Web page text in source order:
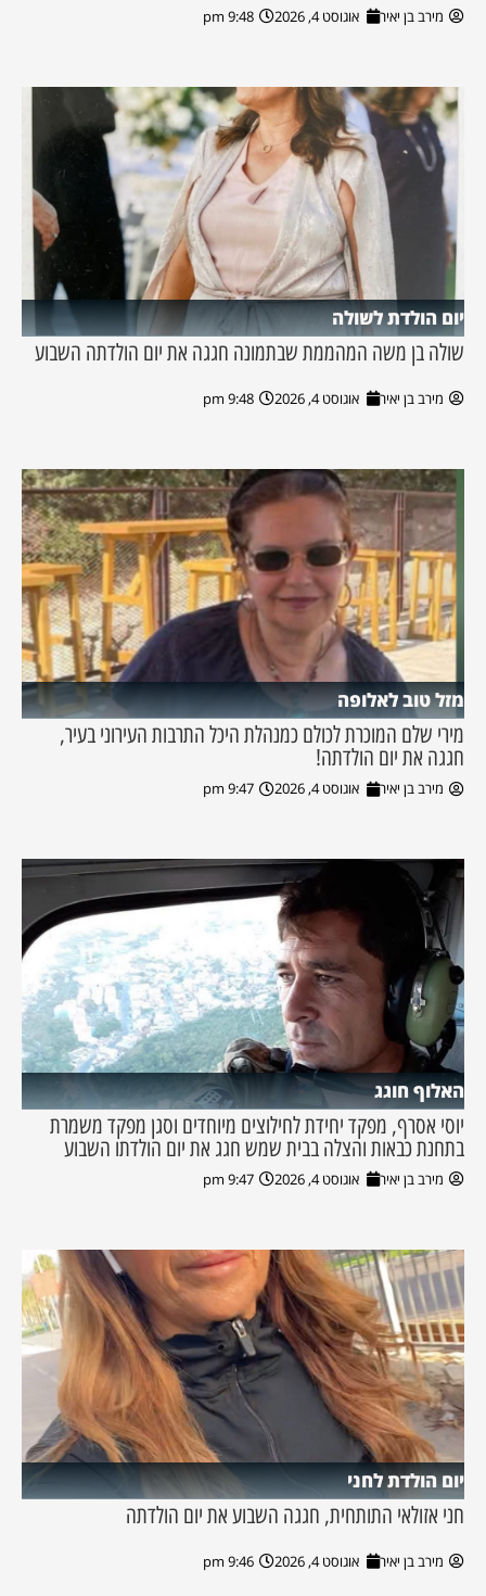
מירב בן יאיר אוגוסט 4, 2026 9:48 pm
יום הולדת לשולה
שולה בן משה המהממת שבתמונה חגגה את יום הולדתה השבוע
מירב בן יאיר אוגוסט 4, 2026 9:48 pm
מזל טוב לאלופה
מירי שלם המוכרת לכולם כמנהלת היכל התרבות העירוני בעיר,
חגגה את יום הולדתה!
מירב בן יאיר אוגוסט 4, 2026 9:47 pm
האלוף חוגג
יוסי אסרף, מפקד יחידת לחילוצים מיוחדים וסגן מפקד משמרת
בתחנת כבאות והצלה בבית שמש חגג את יום הולדתו השבוע
מירב בן יאיר אוגוסט 4, 2026 9:47 pm
יום הולדת לחני
חני אזולאי התותחית, חגגה השבוע את יום הולדתה
מירב בן יאיר אוגוסט 4, 2026 9:46 pm